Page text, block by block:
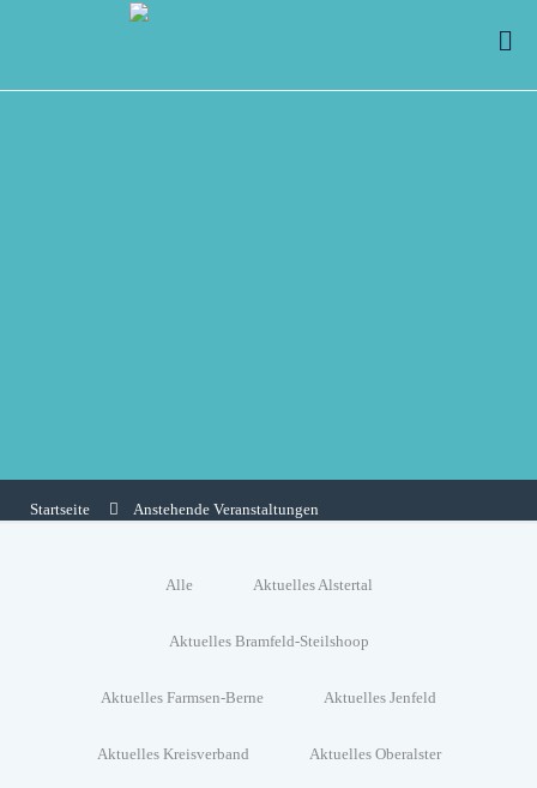
Startseite Anstehende Veranstaltungen
Alle Aktuelles Alstertal
Aktuelles Bramfeld-Steilshoop
Aktuelles Farmsen-Berne Aktuelles Jenfeld
Aktuelles Kreisverband Aktuelles Oberalster